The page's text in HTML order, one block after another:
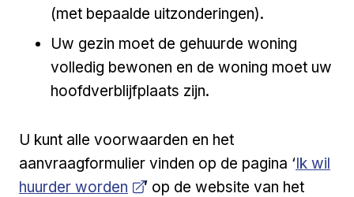
(met bepaalde uitzonderingen).
Uw gezin moet de gehuurde woning
volledig bewonen en de woning moet uw
hoofdverblijfplaats zijn.
U kunt alle voorwaarden en het
aanvraagformulier vinden op de pagina ‘Open a
Ik wil
huurder worden
’ op de website van het